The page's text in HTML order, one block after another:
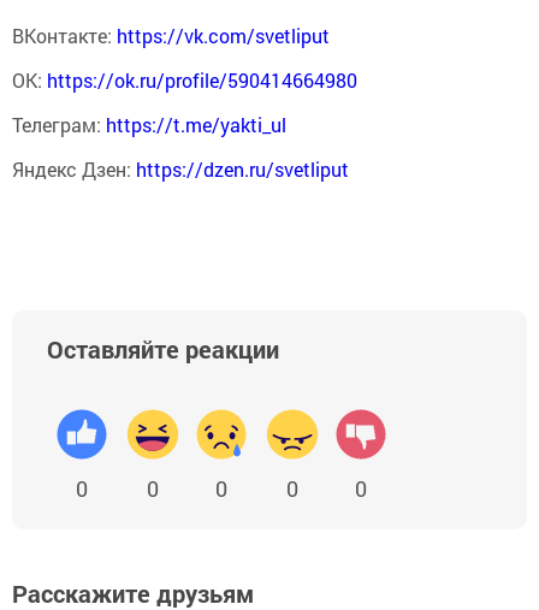
ВКонтакте: https://vk.com/svetliput
ОК: https://ok.ru/profile/590414664980
Телеграм: https://t.me/yakti_ul
Яндекс Дзен: https://dzen.ru/svetliput
Оставляйте реакции
0 0 0 0 0
Расскажите друзьям